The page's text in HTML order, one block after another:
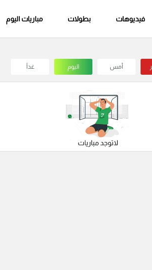
فيديوهات بطولات مباريات اليوم
أمس اليوم غداً